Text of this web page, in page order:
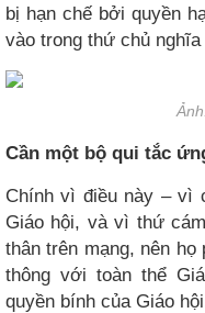
bị hạn chế bởi quyền
vào trong thứ chủ
Cần một bộ qui tắc
Chính vì điều này – vì
Giáo hội, và vì thứ
thân trên mạng, nên
thông với toàn thể
quyền bính của Giáo